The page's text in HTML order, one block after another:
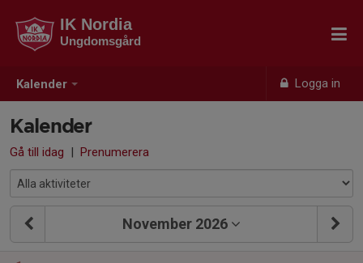
Kalender Logga in
IK Nordia
Ungdomsgård
Kalender
Gå till idag | Prenumerera
November 2026